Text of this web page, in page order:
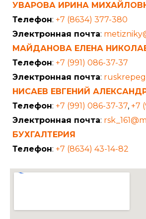
УВАРОВА ИРИНА
Телефон: +7 (8634) 377-380
Электронная почта:
МАЙДАНОВА ЕЛЕНА
Телефон: +7 (991) 086-37-37
Электронная почта:
НИСАЕВ ЕВГЕНИЙ
Телефон: +7 (991) 086-37-37, +7
Электронная почта:
БУХГАЛТЕРИЯ
Телефон: +7 (8634) 43-14-82